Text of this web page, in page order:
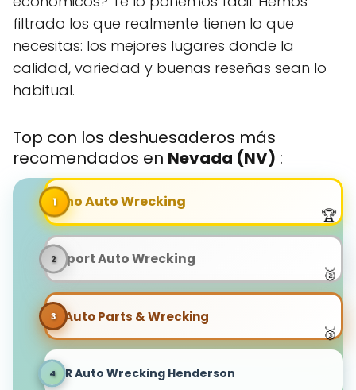
filtrado los que realmente tienen lo que
necesitas: los mejores lugares donde la
calidad, variedad y buenas reseñas sean lo
habitual.
Top con los deshuesaderos más
recomendados en Nevada (NV) :
Reno Auto Wrecking
Airport Auto Wrecking
A1 Auto Parts & Wrecking
B&R Auto Wrecking Henderson